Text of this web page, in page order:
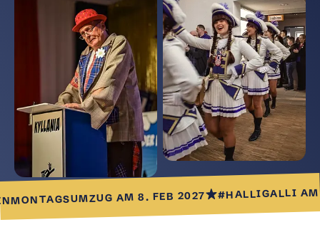
AM 8. FEB 2027 #HALLIGALLI AM 8.